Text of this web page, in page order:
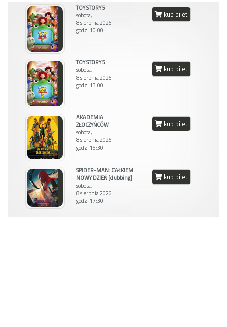
TOY STORY 5
sobota,
8 sierpnia 2026
godz. 10:00
kup bilet
TOY STORY 5
sobota,
8 sierpnia 2026
godz. 13:00
kup bilet
AKADEMIA
ZŁOCZYŃCÓW
sobota,
8 sierpnia 2026
godz. 15:30
kup bilet
SPIDER-MAN: CAŁKIEM
NOWY DZIEŃ [dubbing]
sobota,
8 sierpnia 2026
godz. 17:30
kup bilet